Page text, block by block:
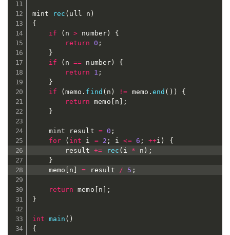
mint rec ( ull n )
{
if
( n > number)
{
return
0 ;
}
if
( n == number )
{
return
1 ;
}
if
( memo . find ( n ) != memo .end ( ) )
{
return memo n
;
}
	mint result
= 0 ;
for
( int i = 2 ; i <= 6 ; ++i )
{
		result
+= rec ( i * n ) ;
}
	memo
n = result / 5 ;
return memo n
;
}
int main ( )
{